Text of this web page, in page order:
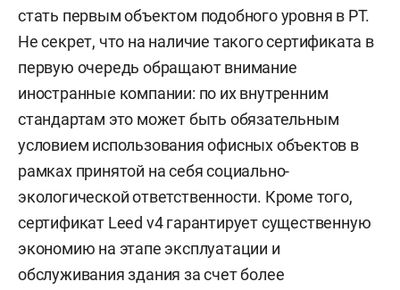
стать первым объектом подобного уровня в РТ.
Не секрет, что на наличие такого сертификата в
первую очередь обращают внимание
иностранные компании: по их внутренним
стандартам это может быть обязательным
условием использования офисных объектов в
рамках принятой на себя социально-
экологической ответственности. Кроме того,
сертификат Leed v4 гарантирует существенную
экономию на этапе эксплуатации и
обслуживания здания за счет более